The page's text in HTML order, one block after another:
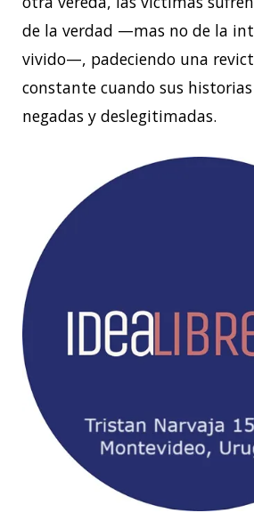
de la verdad —mas no de la
vivido—, padeciendo una
constante cuando sus
negadas y deslegitimadas.